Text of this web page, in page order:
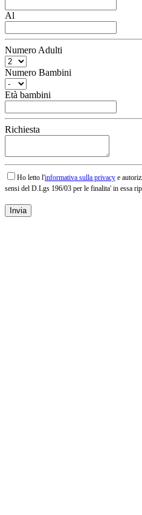
Al
Numero Adulti
Numero Bambini
Età bambini
Richiesta
Ho letto l'informativa sulla privacy e
sensi del D.Lgs 196/03 per le finalita' in essa